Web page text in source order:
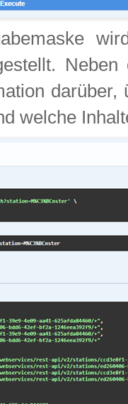
welche